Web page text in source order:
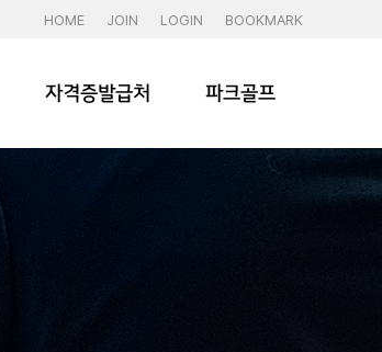
HOME JOIN LOGIN BOOKMARK
자격증발급처 파크골프